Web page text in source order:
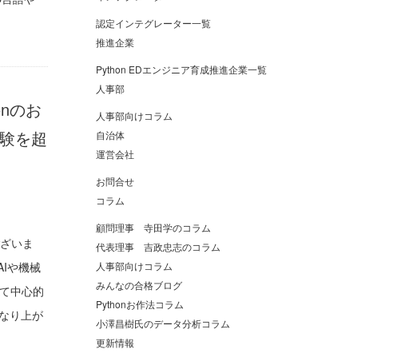
のお
を超
いま
や機械
中心的
り上が
認定インテグレーター一覧
推進企業
Python EDエンジニア育成推進企業一覧
人事部
人事部向けコラム
自治体
運営会社
お問合せ
コラム
顧問理事 寺田学のコラム
代表理事 吉政忠志のコラム
人事部向けコラム
みんなの合格ブログ
Pythonお作法コラム
小澤昌樹氏のデータ分析コラム
更新情報